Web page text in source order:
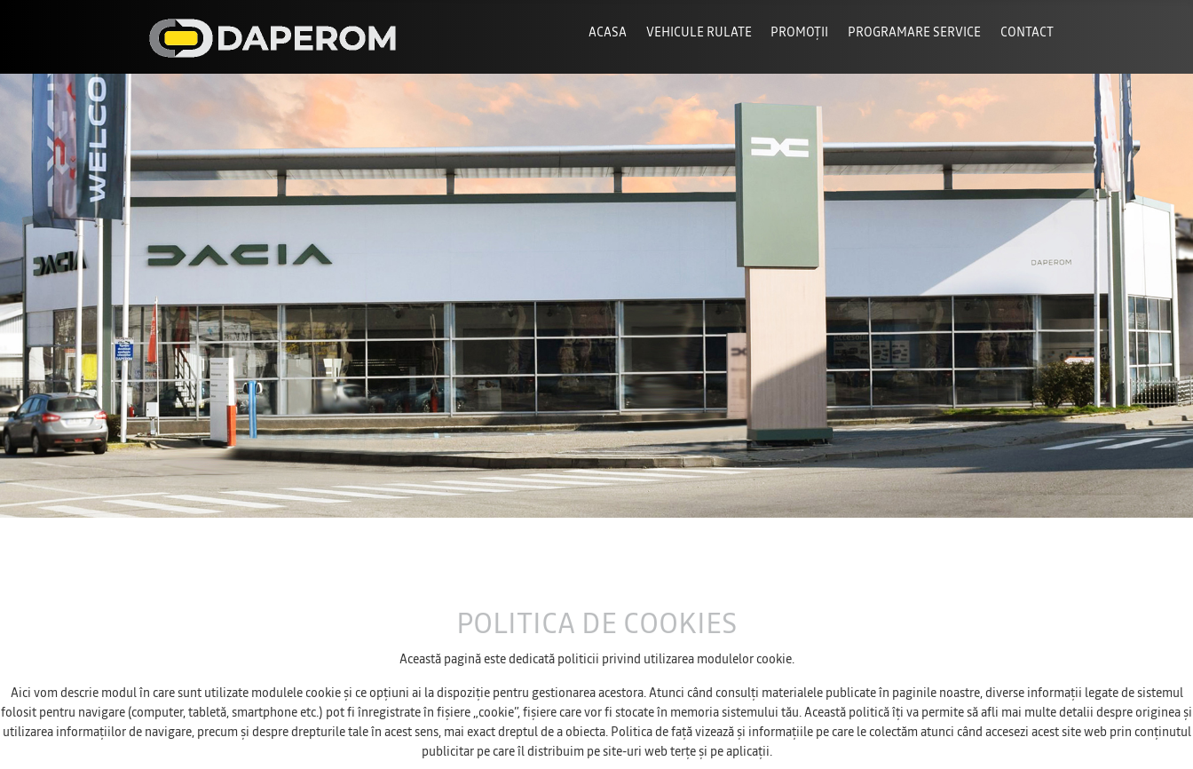
ACASA VEHICULE RULATE PROMOȚII PROGRAMARE SERVICE CONTACT
POLITICA DE COOKIES
Această pagină este dedicată politicii privind utilizarea modulelor cookie.
Aici vom descrie modul în care sunt utilizate modulele cookie și ce opțiuni ai la dispoziție pentru gestionarea acestora. Atunci când consulți materialele publicate în paginile noastre, diverse informații legate de sistemul
folosit pentru navigare (computer, tabletă, smartphone etc.) pot fi înregistrate în fișiere „cookie”, fișiere care vor fi stocate în memoria sistemului tău. Această politică îți va permite să afli mai multe detalii despre originea și
utilizarea informațiilor de navigare, precum și despre drepturile tale în acest sens, mai exact dreptul de a obiecta. Politica de față vizează și informațiile pe care le colectăm atunci când accesezi acest site web prin conținutul
publicitar pe care îl distribuim pe site-uri web terțe și pe aplicații.